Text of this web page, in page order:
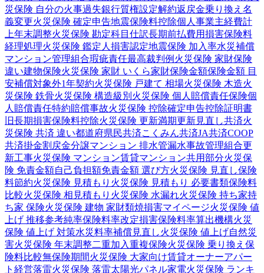
災保険 自分の火事過失銀行質権設定解約返戻金乗り換え 名
義変更火災保険 確定申告地震保険料控除個人事業主経費計
上年末調整火災保険 勘定科目 仕訳長期前払費用損害保険料
経理処理火災保険 鑑定人 損害認定地震保険 加入率水災補償
マンション管理組合瑕疵責任最高裁判例 火災保険 家財保険
違い建物保険火災保険 家財 いくら家財保険金額保険金額 目
安補償対象外1年契約火災保険 戸建て 相場火災保険 木造火
災保険 鉄骨火災保険 構造級別 火災保険 個人賠償責任保険個
人賠償責任特約賠償事故火災保険 控除確定申告控除証明書
旧長期損害保険料控除火災保険 更新満期更新見直し共済火
災保険 共済 違い都道府県民共済こくみん共済JA共済COOP
共済掛金割戻金分譲マンション 排水管漏水事故管理組合更
新工事火災保険 マンション賃貸マンション共用部分火災保
険 免責金額自己負担額免責金額 選び方火災保険 見直し保険
料節約火災保険 見積もり 火災保険 見積もり 必要書類保険料
比較火災保険 相見積もり 火災保険 水漏れ火災保険 持ち家持
ち家 保険火災保険 建物 家財類焼損害マイページ火災保険 値
上げ 推移参考純率保険料率改定損害保険料率算出機構火災
保険 値上げ 対策水災料率補償見直し火災保険 値上げ自然災
害火災保険 年末調整二重加入重複保険火災保険 乗り換え 保
険料比較無保険期間火災保険 大家向け賃貸オーナーアパー
ト経営落雷火災保険 落雷太陽光パネル家電火災保険 ランキ